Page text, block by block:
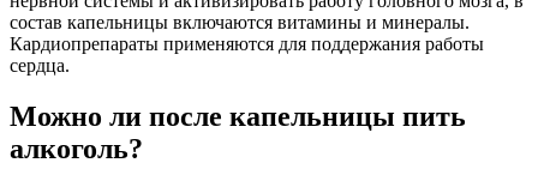
состав капельницы включаются витамины и минералы.
Кардиопрепараты применяются для поддержания работы
сердца.
Можно ли после капельницы пить
алкоголь?